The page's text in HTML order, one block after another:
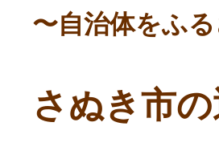
〜自治体をふ
さぬき市